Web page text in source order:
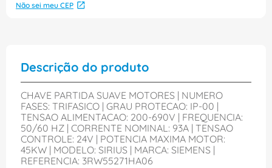
Não sei meu CEP
Descrição do produto
CHAVE PARTIDA SUAVE MOTORES | NUMERO
FASES: TRIFASICO | GRAU PROTECAO: IP-00 |
TENSAO ALIMENTACAO: 200-690V | FREQUENCIA:
50/60 HZ | CORRENTE NOMINAL: 93A | TENSAO
CONTROLE: 24V | POTENCIA MAXIMA MOTOR:
45KW | MODELO: SIRIUS | MARCA: SIEMENS |
REFERENCIA: 3RW55271HA06